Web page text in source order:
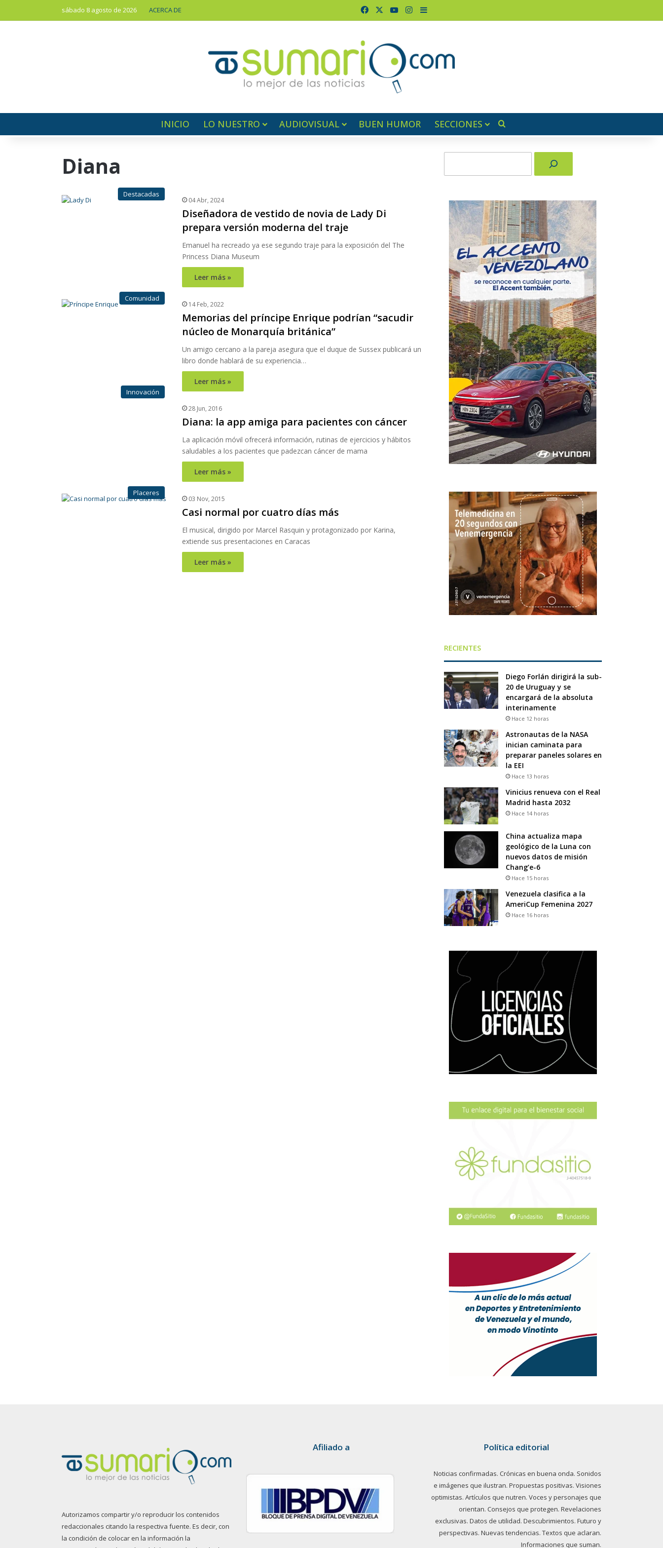
sábado 8 agosto de 2026 ACERCA DE FacebookYouTubeInstagram
Barra lateral
INICIO LO NUESTRO AUDIOVISUAL BUEN HUMOR SECCIONES
Diana
Destacadas
04 Abr, 2024
Diseñadora de vestido de novia de Lady Di
prepara versión moderna del traje
Emanuel ha recreado ya ese segundo traje para la exposición del The
Princess Diana Museum
Leer más »
Comunidad
14 Feb, 2022
Memorias del príncipe Enrique podrían “sacudir
núcleo de Monarquía británica”
Un amigo cercano a la pareja asegura que el duque de Sussex publicará un
libro donde hablará de su experiencia…
Leer más »
Innovación
28 Jun, 2016
Diana: la app amiga para pacientes con cáncer
La aplicación móvil ofrecerá información, rutinas de ejercicios y hábitos
saludables a los pacientes que padezcan cáncer de mama
Leer más »
Placeres
03 Nov, 2015
Casi normal por cuatro días más
El musical, dirigido por Marcel Rasquin y protagonizado por Karina,
extiende sus presentaciones en Caracas
Leer más »
RECIENTES
Diego Forlán dirigirá la sub-
20 de Uruguay y se
encargará de la absoluta
interinamente
Hace 12 horas
Astronautas de la NASA
inician caminata para
preparar paneles solares en
la EEI
Hace 13 horas
Vinicius renueva con el Real
Madrid hasta 2032
Hace 14 horas
China actualiza mapa
geológico de la Luna con
nuevos datos de misión
Chang’e-6
Hace 15 horas
Venezuela clasifica a la
AmeriCup Femenina 2027
Hace 16 horas
Autorizamos compartir y/o reproducir los contenidos
redaccionales citando la respectiva fuente. Es decir, con
la condición de colocar en la información la
Afiliado a Política editorial
Noticias confirmadas. Crónicas en buena onda. Sonidos
e imágenes que ilustran. Propuestas positivas. Visiones
optimistas. Artículos que nutren. Voces y personajes que
orientan. Consejos que protegen. Revelaciones
exclusivas. Datos de utilidad. Descubrimientos. Futuro y
perspectivas. Nuevas tendencias. Textos que aclaran.
Informaciones que suman.